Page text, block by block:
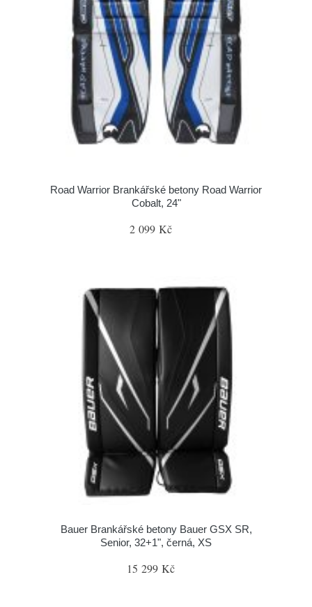
Road Warrior Brankářské betony Road Warrior
Cobalt, 24"
2 099 Kč
Bauer Brankářské betony Bauer GSX SR,
Senior, 32+1", černá, XS
15 299 Kč